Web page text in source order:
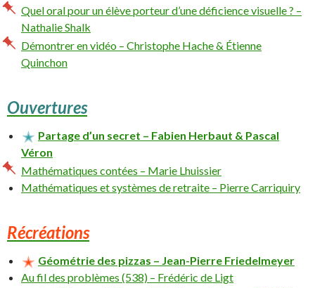
Quel oral pour un élève porteur d’une déficience visuelle ? –
Nathalie Shalk
Démontrer en vidéo – Christophe Hache & Étienne
Quinchon
Ouvertures
Partage d’un secret – Fabien Herbaut & Pascal
Véron
Mathématiques contées – Marie Lhuissier
Mathématiques et systèmes de retraite – Pierre Carriquiry
Récréations
Géométrie des pizzas – Jean-Pierre Friedelmeyer
Au fil des problèmes (538) – Frédéric de Ligt